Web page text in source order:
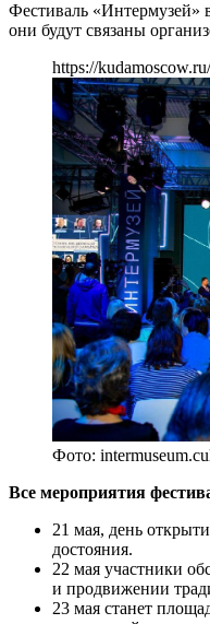
Фестиваль «Интермузей»
они будут связаны
https://
Фото:
Все мероприятия
21 мая, день
достояния.
22 мая участники
и продвижении
23 мая станет